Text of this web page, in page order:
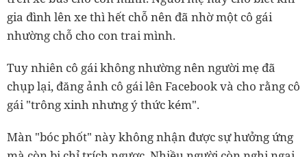
gia đình lên xe thì hết chỗ nên đã nhờ một cô gái
nhường chỗ cho con trai mình.
Tuy nhiên cô gái không nhường nên người mẹ đã
chụp lại, đăng ảnh cô gái lên Facebook và cho rằng cô
gái "trông xinh nhưng ý thức kém".
Màn "bóc phốt" này không nhận được sự hưởng ứng